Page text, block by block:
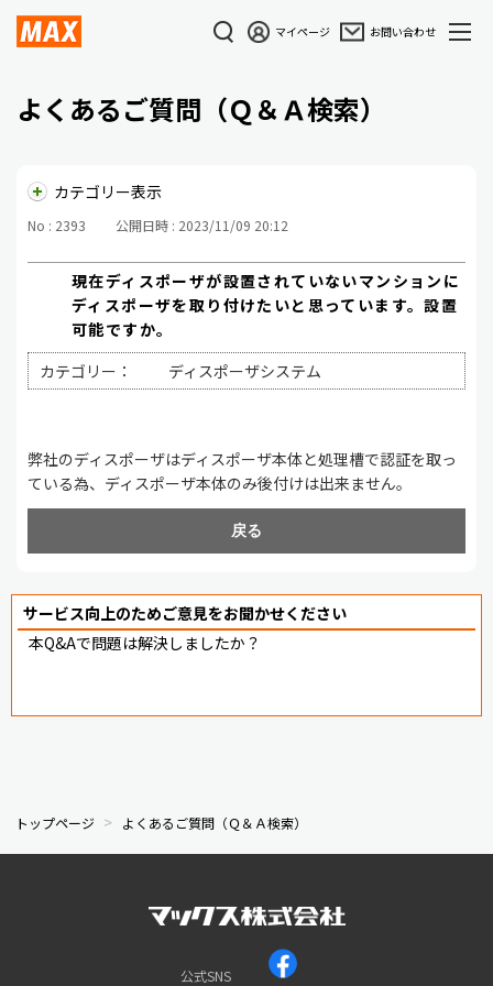
マイページ お問い合わせ
よくあるご質問（Ｑ＆Ａ検索）
カテゴリー表示
No : 2393 公開日時 : 2023/11/09 20:12
現在ディスポーザが設置されていないマンションに
ディスポーザを取り付けたいと思っています。設置
可能ですか。
カテゴリー：
ディスポーザシステム
弊社のディスポーザはディスポーザ本体と処理槽で認証を取っ
ている為、ディスポーザ本体のみ後付けは出来ません。
戻る
サービス向上のためご意見をお聞かせください
本Q&Aで問題は解決しましたか？
トップページ よくあるご質問（Ｑ＆Ａ検索）
公式SNS